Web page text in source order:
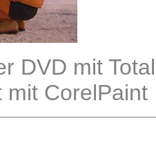
DVD mit
mit CorelPaint